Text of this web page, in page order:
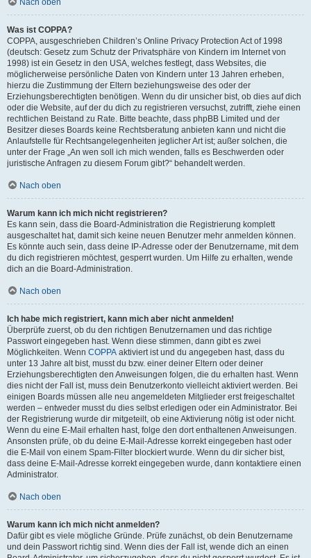
Nach oben
Was ist COPPA?
COPPA, ausgeschrieben Children’s Online Privacy Protection Act of 1998
(deutsch: Gesetz zum Schutz der Privatsphäre von Kindern im Internet von
1998) ist ein Gesetz in den USA, welches festlegt, dass Websites, die
möglicherweise persönliche Daten von Kindern unter 13 Jahren erheben,
hierzu die Zustimmung der Eltern beziehungsweise des oder der
Erziehungsberechtigten benötigen. Wenn du dir unsicher bist, ob dies auf dich
oder die Website, auf der du dich zu registrieren versuchst, zutrifft, ziehe einen
rechtlichen Beistand zu Rate. Bitte beachte, dass phpBB Limited und der
Besitzer dieses Boards keine Rechtsberatung anbieten kann und nicht die
Anlaufstelle für Rechtsangelegenheiten jeglicher Art ist; außer solchen, die
unter der Frage „An wen soll ich mich wenden, falls es Beschwerden oder
juristische Anfragen zu diesem Forum gibt?“ behandelt werden.
Nach oben
Warum kann ich mich nicht registrieren?
Es kann sein, dass die Board-Administration die Registrierung komplett
ausgeschaltet hat, damit sich keine neuen Benutzer mehr anmelden können.
Es könnte auch sein, dass deine IP-Adresse oder der Benutzername, mit dem
du dich registrieren möchtest, gesperrt wurden. Um Hilfe zu erhalten, wende
dich an die Board-Administration.
Nach oben
Ich habe mich registriert, kann mich aber nicht anmelden!
Überprüfe zuerst, ob du den richtigen Benutzernamen und das richtige
Passwort eingegeben hast. Wenn diese stimmen, dann gibt es zwei
Möglichkeiten. Wenn COPPA aktiviert ist und du angegeben hast, dass du
unter 13 Jahre alt bist, musst du bzw. einer deiner Eltern oder deiner
Erziehungsberechtigten den Anweisungen folgen, die du erhalten hast. Wenn
dies nicht der Fall ist, muss dein Benutzerkonto vielleicht aktiviert werden. Bei
einigen Boards müssen alle neu angemeldeten Mitglieder erst freigeschaltet
werden – entweder musst du dies selbst erledigen oder ein Administrator. Bei
der Registrierung wurde dir mitgeteilt, ob eine Aktivierung nötig ist oder nicht.
Wenn du eine E-Mail erhalten hast, folge den dort enthaltenen Anweisungen.
Ansonsten prüfe, ob du deine E-Mail-Adresse korrekt eingegeben hast oder
die E-Mail von einem Spam-Filter blockiert wurde. Wenn du dir sicher bist,
dass deine E-Mail-Adresse korrekt eingegeben wurde, dann kontaktiere einen
Administrator.
Nach oben
Warum kann ich mich nicht anmelden?
Dafür gibt es viele mögliche Gründe. Prüfe zunächst, ob dein Benutzername
und dein Passwort richtig sind. Wenn dies der Fall ist, wende dich an einen